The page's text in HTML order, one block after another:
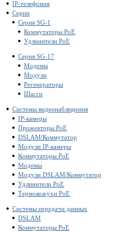
IP-телефония
Серии
Серия SG-1
Коммутаторы PoE
Удлинители PoE
Серия SG-17
Модемы
Модули
Регенераторы
Шасси
Системы видеонаблюдения
IP-камеры
Прожекторы PoE
DSLAM/Коммутатор
Модули IP-камеры
Коммутаторы PoE
Модемы
Модули DSLAM/Коммутатор
Удлинители PoE
Термокожухи PoE
Системы передачи данных
DSLAM
Коммутаторы PoE